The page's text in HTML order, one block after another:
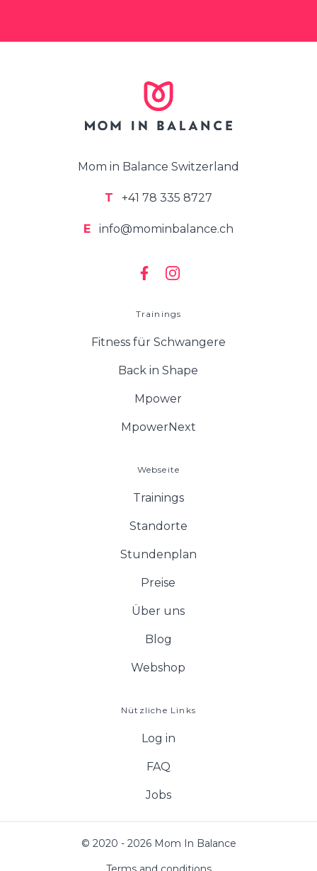
Mom in Balance Switzerland
T +41 78 335 8727
E info@mominbalance.ch
Trainings
Fitness für Schwangere
Back in Shape
Mpower
MpowerNext
Webseite
Trainings
Standorte
Stundenplan
Preise
Über uns
Blog
Webshop
Nützliche Links
Log in
FAQ
Jobs
© 2020 - 2026 Mom In Balance